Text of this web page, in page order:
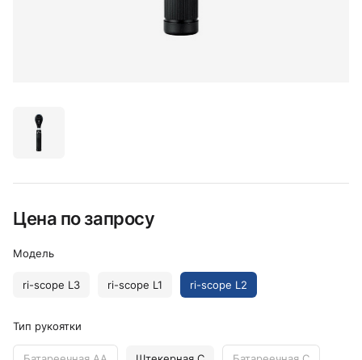
Цена по запросу
Модель
ri-scope L3 ri-scope L1 ri-scope L2
Тип рукоятки